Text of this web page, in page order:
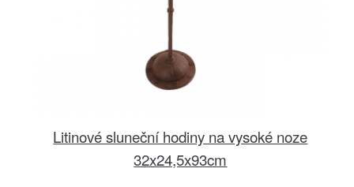
Litinové sluneční hodiny na vysoké noze
32x24,5x93cm